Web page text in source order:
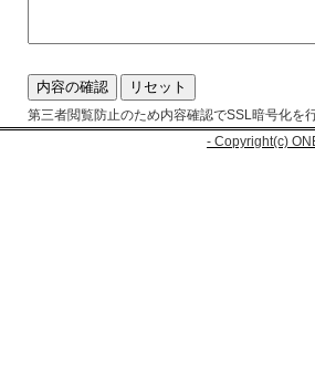
第三者閲覧防止のため内容確認でSSL暗号化を
- Copyright(c)